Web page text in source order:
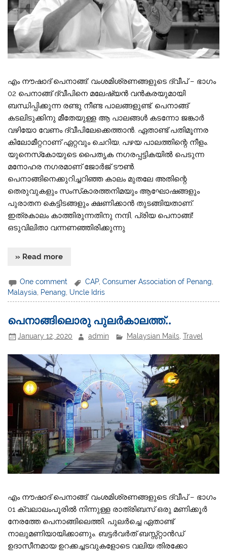
എം നൗഷാദ് പെനാങ്ങ്: വംശമിശ്രണങ്ങളുടെ ദ്വീപ് – ഭാഗം
02 പെനാങ്ങ് ദ്വീപിനെ മലേഷ്യന്‍ വന്‍കരയുമായി
ബന്ധിപ്പിക്കുന്ന രണ്ടു നീണ്ട പാലങ്ങളുണ്ട്. പെനാങ്ങ്
കടലിടുക്കിനു മീതേയുള്ള ആ പാലങ്ങള്‍ കടന്നോ ജങ്കാര്‍
വഴിയോ വേണം ദ്വീപിലേക്കെത്താന്‍. ഏതാണ്ട് പതിമൂന്നര
കിലോമീറ്ററാണ് ഏറ്റവും ചെറിയ, പഴയ പാലത്തിന്റെ നീളം.
യുനെസ്‌കോയുടെ പൈതൃക നഗരപ്പട്ടികയില്‍ പെടുന്ന
മനോഹര നഗരമാണ് ജോര്‍ജ് ടൗണ്‍.
പെനാങ്ങിനെക്കുറിച്ചറിഞ്ഞ കാലം മുതലേ അതിന്റെ
തെരുവുകളും സംസ്‌കാരത്തനിമയും ആഘോഷങ്ങളും
പുരാതന കെട്ടിടങ്ങളും ക്ഷണിക്കാന്‍ തുടങ്ങിയതാണ്.
ഇത്രകാലം കാത്തിരുന്നതിനു നന്ദി, പ്രിയ പെനാങ്ങ്!
ഒടുവിലിതാ വന്നണഞ്ഞിരിക്കുന്നു
» Read more
One comment CAP,Consumer Association of Penang
Malaysia, Penang, Uncle Idris
പെനാങ്ങിലൊരു പുലർകാലത്ത്..
January 12, 2020 admin Malaysian Mails, Travel
എം നൗഷാദ് പെനാങ്ങ്: വംശമിശ്രണങ്ങളുടെ ദ്വീപ് – ഭാഗം
01 ക്വലാലംപൂരില്‍ നിന്നുള്ള രാത്രിബസ് ഒരു മണിക്കൂര്‍
നേരത്തേ പെനാങ്ങിലെത്തി. പുലര്‍ച്ചെ ഏതാണ്ട്
നാലുമണിയായിക്കാണും. ബട്ടര്‍വര്‍ത് ബസ്സ്റ്റാന്‍ഡ്
ഉദാസീനമായ ഉറക്കച്ചടവുകളോടെ വലിയ തിരക്കോ